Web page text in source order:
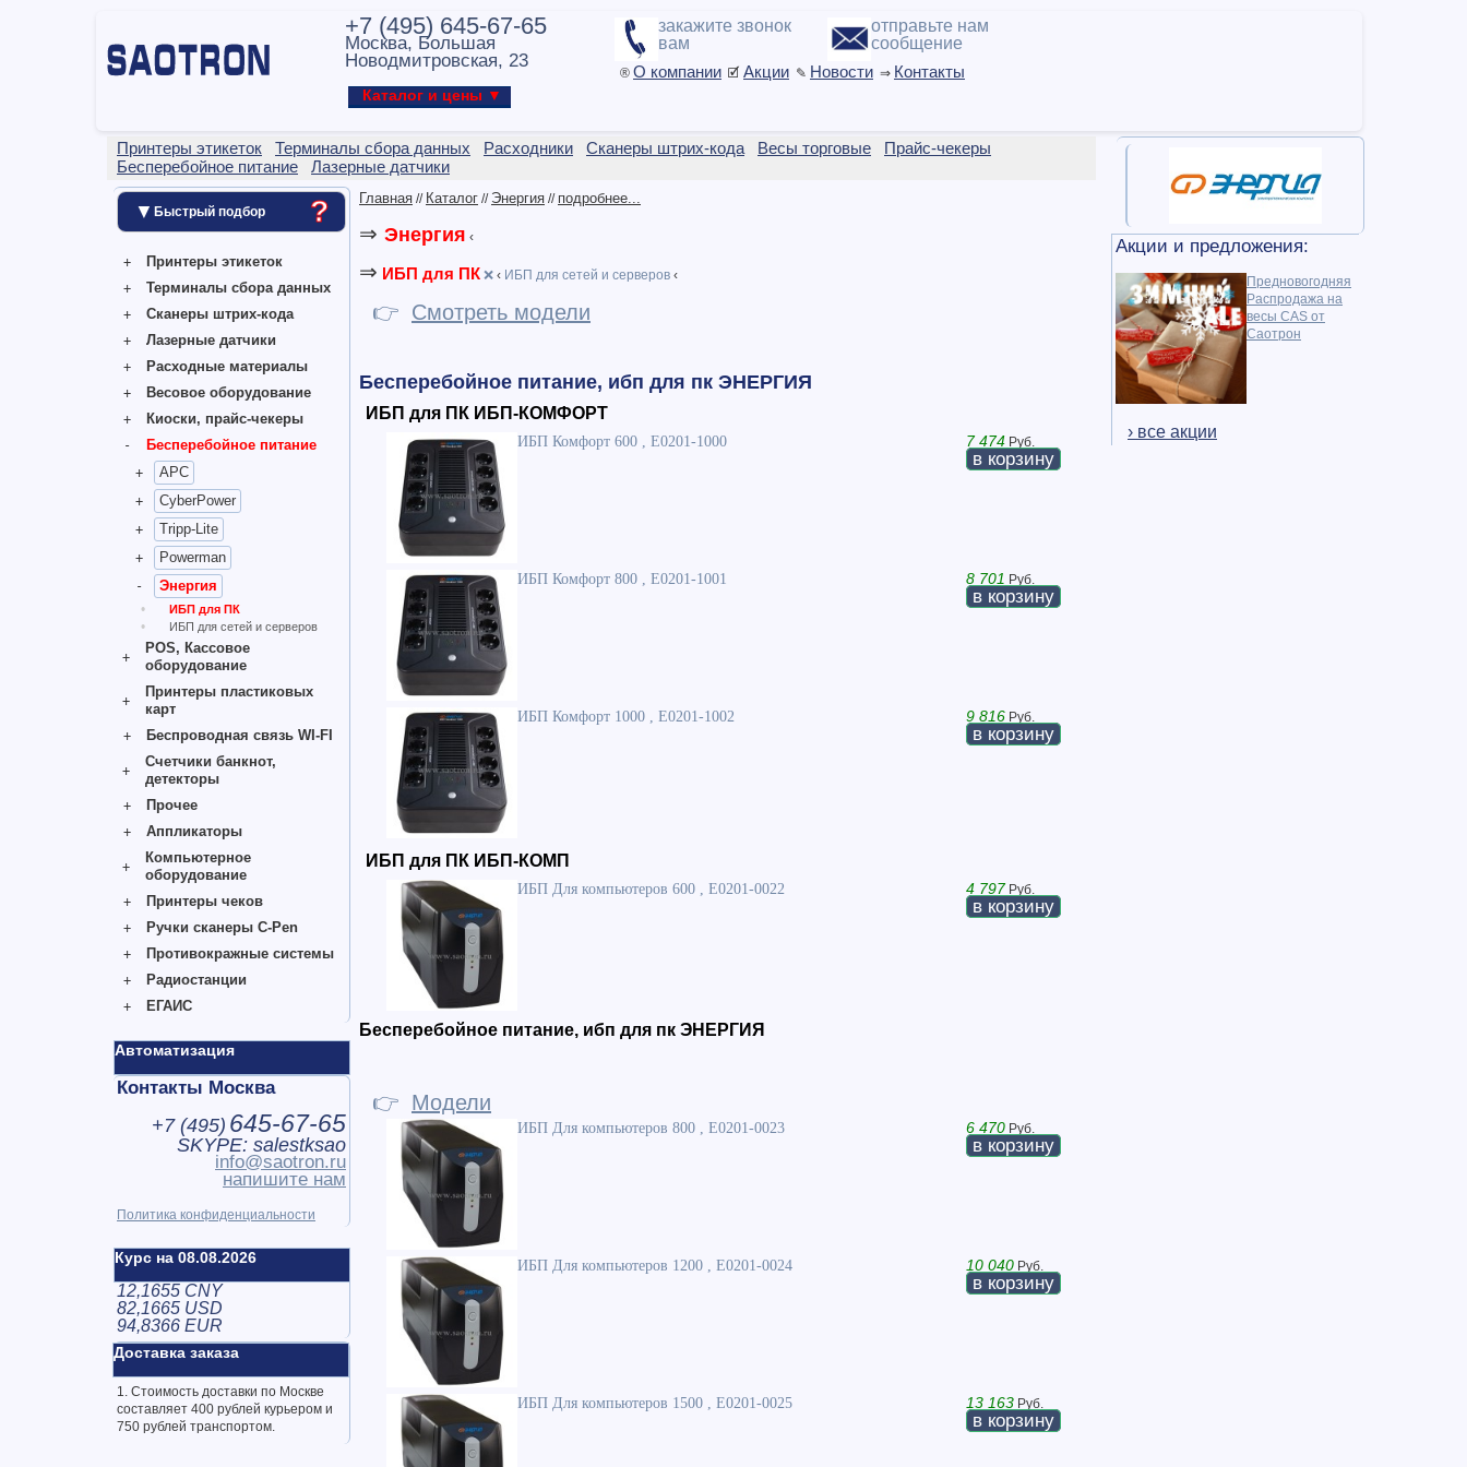
+7 (495) 645-67-65
Москва, Большая
Новодмитровская, 23
Каталог и цены ▼
закажите звонок
вам
отправьте нам
сообщение
® О компании 🗹 Акции ✎ Новости ⇒ Контакты
Акции и предложения:
Предновогодняя
Распродажа на
весы CAS от
Саотрон
› все акции
Принтеры этикеток Терминалы сбора данных Расходники Сканеры штрих-кода Весы торговые
Прайс-чекеры
Бесперебойное питание
Лазерные датчики
▼ Быстрый подбор ?
Принтеры этикеток
Терминалы сбора данных
Сканеры штрих-кода
Лазерные датчики
Расходные материалы
Весовое оборудование
Киоски, прайс-чекеры
Бесперебойное питание
APC
CyberPower
Tripp-Lite
Powerman
Энергия
ИБП для ПК
ИБП для сетей и серверов
POS, Кассовое
оборудование
Принтеры пластиковых
карт
Беспроводная связь WI-FI
Счетчики банкнот,
детекторы
Прочее
Аппликаторы
Компьютерное
оборудование
Принтеры чеков
Ручки сканеры C-Pen
Противокражные системы
Радиостанции
ЕГАИС
Автоматизация
Контакты Москва
+7 (495) 645-67-65
SKYPE: salestksao
info@saotron.ru
напишите нам
Политика конфиденциальности
Курс на 08.08.2026
12,1655 CNY
82,1665 USD
94,8366 EUR
Доставка заказа
1. Стоимость доставки по Москве
составляет 400 рублей курьером и
750 рублей транспортом.
Главная // Каталог // Энергия // подробнее...
⇒ Энергия ‹
⇒ ИБП для ПК ❌ ‹ ИБП для сетей и серверов ‹
👉 Смотреть модели
Бесперебойное питание, ибп для пк ЭНЕРГИЯ
ИБП для ПК ИБП-КОМФОРТ
ИБП Комфорт 600 , Е0201-1000 7 474 Руб.
в корзину
ИБП Комфорт 800 , Е0201-1001 8 701 Руб.
в корзину
ИБП Комфорт 1000 , Е0201-1002 9 816 Руб.
в корзину
ИБП для ПК ИБП-КОМП
ИБП Для компьютеров 600 , Е0201-0022 4 797 Руб.
в корзину
Бесперебойное питание, ибп для пк ЭНЕРГИЯ
👉 Модели
ИБП Для компьютеров 800 , Е0201-0023 6 470 Руб.
в корзину
ИБП Для компьютеров 1200 , Е0201-0024 10 040 Руб.
в корзину
ИБП Для компьютеров 1500 , Е0201-0025 13 163 Руб.
в корзину